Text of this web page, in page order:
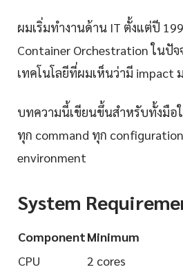
ผมเริ่มทำงานด้าน IT ตั้งแต่ปี
Container Orchestration ในปั
เทคโนโลยีที่ผมเห็นว่ามี impact
บทความนี้เขียนขึ้นสำหรับทั้งมือ
ทุก command ทุก
environment
System
ComponentMinimum
CPU
2 cores